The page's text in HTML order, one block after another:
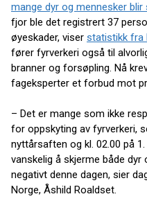
mange dyr og mennesker blir
fjor ble det registrert 37
øyeskader, viser statistikk fra
fører fyrverkeri også til
branner og forsøpling. Nå
fageksperter et forbud mot
– Det er mange som ikke
for oppskyting av fyrverkeri,
nyttårsaften og kl. 02.00 på
vanskelig å skjerme både
negativt denne dagen, sier
Norge, Åshild Roaldset.